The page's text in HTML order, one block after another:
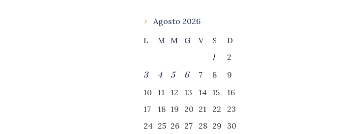
Agosto 2026
L
M M G V S
D
1
2
3
4 5 6 7 8
9
10
11 12 13 14 15
16
17
18 19 20 21 22
23
24 25 26 27 28 29
30